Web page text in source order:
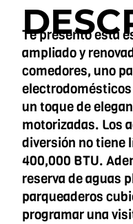
Te presento esta
ampliado y
comedores, uno
electrodomésticos
un toque de
motorizadas. Los
diversión no tiene
400,000 BTU.
reserva de aguas
parqueaderos
programar una